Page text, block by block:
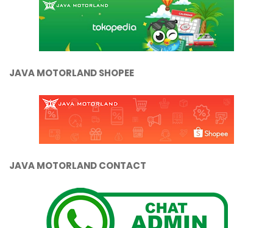
JAVA MOTORLAND SHOPEE
JAVA MOTORLAND CONTACT